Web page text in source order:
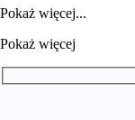
Pokaż więcej...
Pokaż więcej